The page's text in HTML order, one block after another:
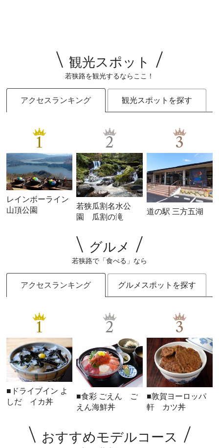
観光スポット
若狭路を観光するならここ！
アクセスランキング 観光スポットを探す
1
レインボーライン
山頂公園
2
若狭瓜割名水公
園 瓜割の滝
3
道の駅 三方五湖
グルメ
若狭路で「食べる」なら
アクセスランキング グルメスポットを探す
1
■ドライブイン よ
しだ イカ丼
2
■食彩 ごえん ご
えん海鮮丼
3
■敦賀ヨーロッパ
軒 カツ丼
おすすめモデルコース